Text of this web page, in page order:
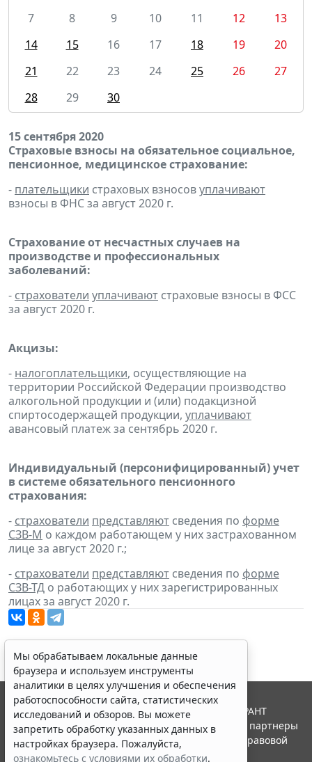
7
8 9 10 11 12
13
14
15 16 17 18 19
20
21
22 23 24 25 26
27
28
29 30
15 сентября 2020
Страховые взносы на обязательное социальное,
пенсионное, медицинское страхование:
- плательщики страховых взносовуплачивают
взносы в ФНС за август 2020 г.
Страхование от несчастных случаев на
производстве и профессиональных
заболеваний:
- страхователи уплачивают страховые взносы в ФСС
за август 2020 г.
Акцизы:
- налогоплательщики, осуществляющие на
территории Российской Федерации производство
алкогольной продукции и (или) подакцизной
спиртосодержащей продукции, уплачивают
авансовый платеж за сентябрь 2020 г.
Индивидуальный (персонифицированный) учет
в системе обязательного пенсионного
страхования:
- страхователи представляют сведения по форме
СЗВ-М о каждом работающем у них застрахованном
лице за август 2020 г.;
- страхователи представляют сведения по форме
СЗВ-ТД о работающих у них зарегистрированных
лицах за август 2020 г.
Мы обрабатываем локальные данные
браузера и используем инструменты
аналитики в целях улучшения и обеспечения
работоспособности сайта, статистических
исследований и обзоров. Вы можете
запретить обработку указанных данных в
настройках браузера. Пожалуйста,
ознакомьтесь с условиями их обработки.
© ООО "НПП "ГАРАНТ-СЕРВИС", 2026. Система ГАРАНТ
выпускается с 1990 года. Компания "Гарант" и ее партнеры
являются участниками Российской ассоциации правовой
информации ГАРАНТ.